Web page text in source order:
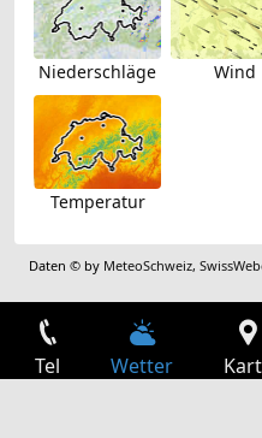
Niederschläge Wind
Temperatur
Daten © by MeteoSchweiz,
Tel Wetter